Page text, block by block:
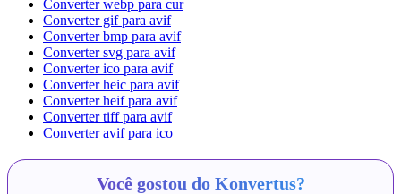
Converter webp para cur
Converter gif para avif
Converter bmp para avif
Converter svg para avif
Converter ico para avif
Converter heic para avif
Converter heif para avif
Converter tiff para avif
Converter avif para ico
Você gostou do Konvertus?